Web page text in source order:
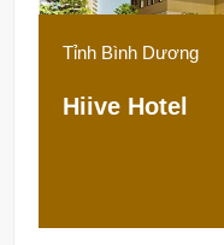
Tỉnh Bình Dương
Hiive Hotel